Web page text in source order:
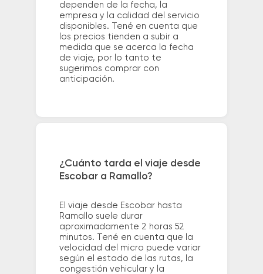
dependen de la fecha, la
empresa y la calidad del servicio
disponibles. Tené en cuenta que
los precios tienden a subir a
medida que se acerca la fecha
de viaje, por lo tanto te
sugerimos comprar con
anticipación.
¿Cuánto tarda el viaje desde
Escobar a Ramallo?
El viaje desde Escobar hasta
Ramallo suele durar
aproximadamente 2 horas 52
minutos. Tené en cuenta que la
velocidad del micro puede variar
según el estado de las rutas, la
congestión vehicular y la